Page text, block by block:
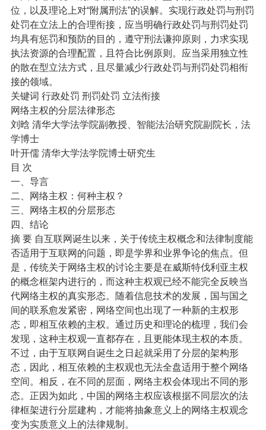
位，以及理论上对“附属刑法”的误解。实现行政处罚与刑罚
处罚在立法上的合理衔接，应当明确行政处罚与刑罚处罚
均具有惩罚和预防的目的，遵守刑法谦抑原则，力求实现
执法资源的合理配置，且符合比例原则。应当采用独立性
的散在型立法方式，且尽量减少行政处罚与刑罚处罚相衔
接的领域。
关键词 行政处罚 刑罚处罚 立法衔接
网络主权的分层法律形态
刘晗 清华大学法学院副教授、智能法治研究院副院长，法
学博士
叶开儒 清华大学法学院博士研究生
目 次
一、导言
二、网络主权：何种主权？
三、网络主权的分层形态
四、结论
摘 要 自互联网诞生以来，关于传统主权概念和法律制度能
否适用于互联网的问题，即是学界和业界争论的焦点。但
是，传统关于网络主权的讨论主要是在威斯特伐利亚主权
的概念框架内进行的，而这种主权观已经不能完全反映当
代网络主权的真实形态。随着信息技术的发展，国与国之
间的联系愈发紧密，网络空间也出现了一种新的主权形
态，即相互依赖的主权。通过历史和理论的梳理，我们会
发现，这种主权观一直都存在，且更能体现主权的本质。
不过，由于互联网自诞生之日起就采用了分层的架构形
态，因此，相互依赖的主权观也无法全盘适用于整个网络
空间。相反，在不同的层面，网络主权会体现出不同的形
态。正因为如此，中国的网络主权应该根据不同层次的法
律框架进行分层建构，才能将抽象意义上的网络主权观念
变为实质意义上的法律规制。